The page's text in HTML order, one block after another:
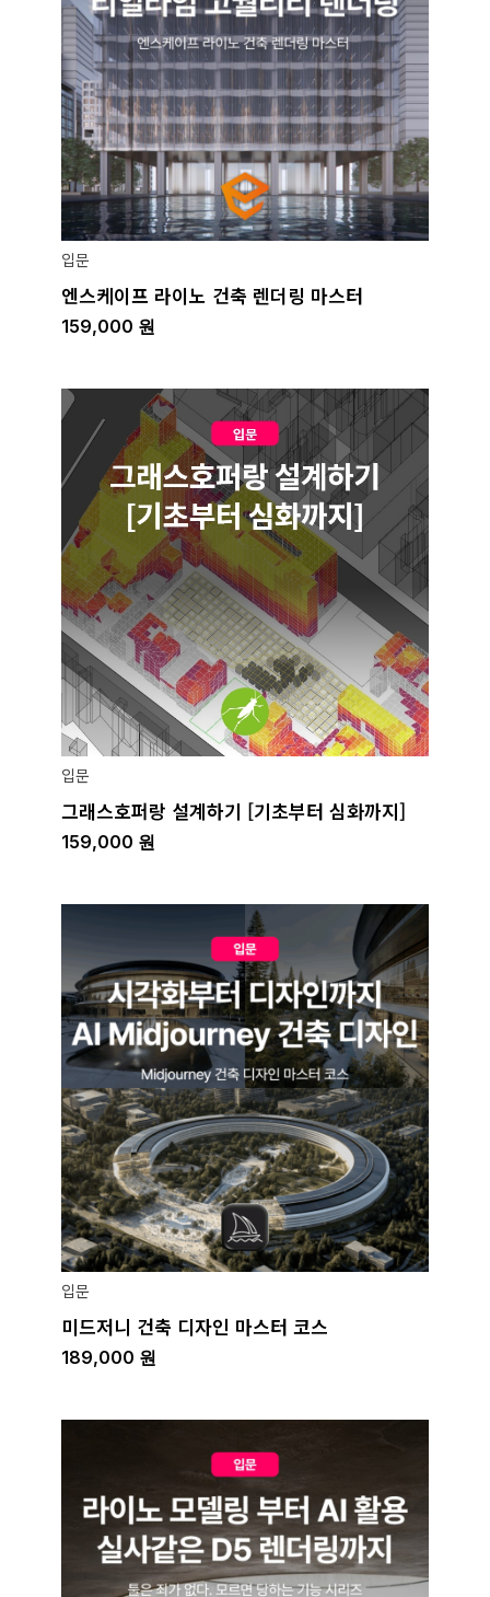
입문
엔스케이프 라이노 건축 렌더링 마스터
159,000 원
입문
그래스호퍼랑 설계하기 [기초부터 심화까지]
159,000 원
입문
미드저니 건축 디자인 마스터 코스
189,000 원